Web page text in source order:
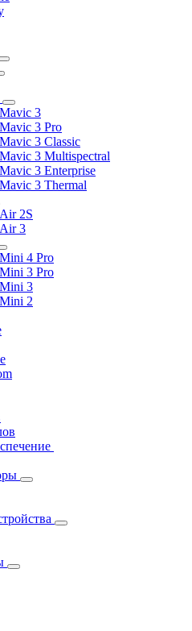
Mavic 3
Mavic 3 Pro
Mavic 3 Classic
Mavic 3 Multispectral
Mavic 3 Enterprise
Mavic 3 Thermal
Air 2S
Air 3
Mini 4 Pro
Mini 3 Pro
Mini 3
Mini 2